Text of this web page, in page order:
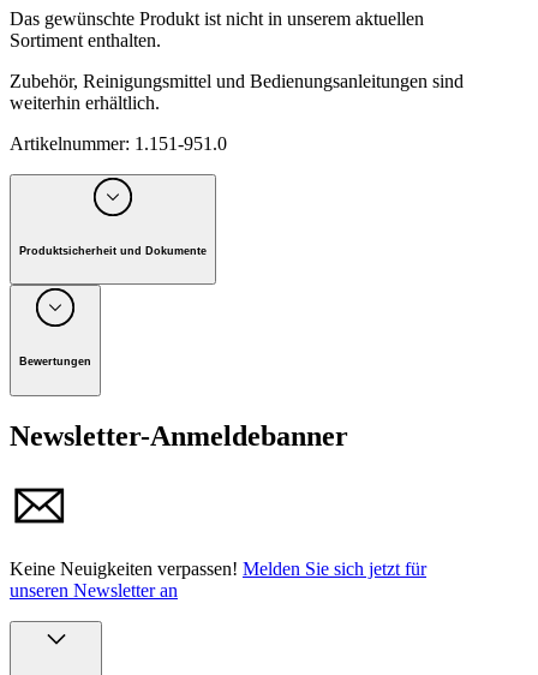
Das gewünschte Produkt ist nicht in unserem aktuellen
Sortiment enthalten.
Zubehör, Reinigungsmittel und Bedienungsanleitungen sind
weiterhin erhältlich.
Artikelnummer: 1.151-951.0
Produktsicherheit und Dokumente
Unternehmen: Alfred Kärcher GmbH, Maculangasse 4, A-
1220 Wien
Handbuch
Bewertungen
Newsletter-Anmeldebanner
Keine Neuigkeiten verpassen! Melden Sie sich jetzt für
unseren Newsletter an